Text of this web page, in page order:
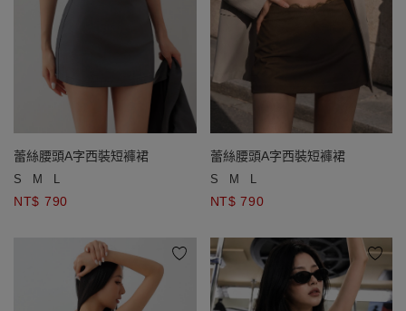
蕾絲腰頭A字西裝短褲裙
S M L
NT$ 790
蕾絲腰頭A字西裝短褲裙
S M L
NT$ 790